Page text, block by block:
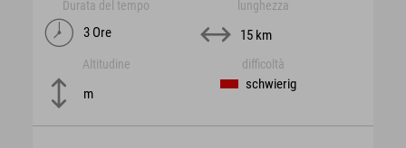
Durata del tempo
3 Ore
lunghezza
15 km
Altitudine
m
difficoltà
schwierig